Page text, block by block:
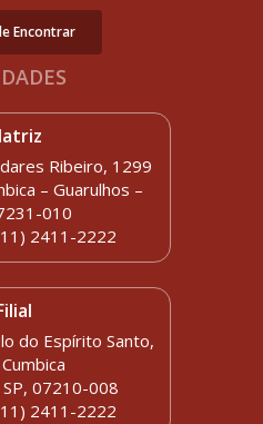
Encontrar
Ribeiro, 1299
– Guarulhos –
010
2411-2222
do Espírito Santo,
07210-008
2411-2222